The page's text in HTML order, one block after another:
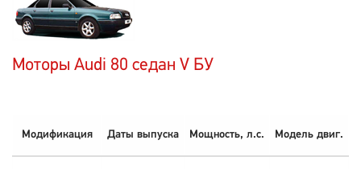
Моторы Audi 80 седан V БУ
Модификация Даты выпуска Мощность, л.с. Модель двиг.